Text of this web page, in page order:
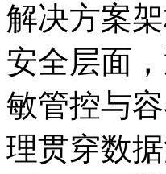
解决方案架
安全层面
敏管控与容
理贯穿数